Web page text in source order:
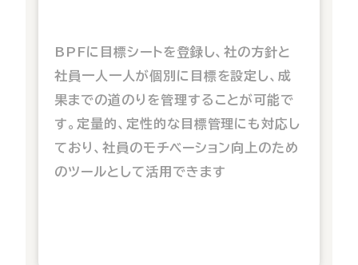
BPFに目標シートを登録し、社の方針と
社員一人一人が個別に目標を設定し、成
果までの道のりを管理することが可能で
す。定量的、定性的な目標管理にも対応し
ており、 社員のモチベーション向上のため
のツールとして活用できます